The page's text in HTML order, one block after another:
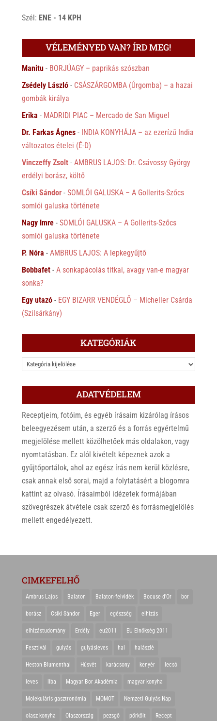
Szél: ENE - 14 KPH
VÉLEMÉNYED VAN? ÍRD MEG!
Manitu- BORJÚAGY – paprikás szószban
Zsédely László- CSÁSZÁRGOMBA (Úrgomba) – a hazai
gombák királya
Erika - MADRIDI PIAC – Mercado de San Miguel
Dr. Farkas Ágnes- INDIA KONYHÁJA – az ezerízű India
változatos ételei (É-D)
Vinczeffy Zsolt- AMBRUS LAJOS: Dr. Csávossy György
erdélyi borász, költő
Csíki Sándor- SOMLÓI GALUSKA – A Gollerits-Szőcs
somlói galuska története
Nagy Imre- SOMLÓI GALUSKA – A Gollerits-Szőcs
somlói galuska története
P. Nóra - AMBRUS LAJOS: A lepkegyűjtő
Bobbafet- A sonkapácolás titkai, avagy van-e magyar
sonka?
Egy utazó- EGY BIZARR VENDÉGLŐ – Micheller Csárda
(Szilsárkány)
KATEGÓRIÁK
KATEGÓRIÁK
ADATVÉDELEM
Receptjeim, fotóim, és egyéb írásaim kizárólag írásos
beleegyezésem után, a szerző és a forrás egyértelmű
megjelölése mellett közölhetőek más oldalakon, vagy
nyomtatásban. Ez alól kivételt képeznek azok a
gyűjtőportálok, ahol az egész írás nem kerül közlésre,
csak annak első sorai, majd a folytatásért a blogomra
kattint az olvasó. Írásaimból idézetek formájában
szövegrészek átvétele csak szerző és forrásmegjelölés
mellett engedélyezett.
CIMKEFELHŐ
Ambrus Lajos Balaton Balaton-felvidék Bocuse d'Or bor
borász Csíki Sándor Eger egészség elhízás
elhízástudomány Erdély eu2011 EU Elnökség 2011
Fesztivál gulyás gulyásleves hal halászlé
Heston Blumenthal Húsvét karácsony kenyér lecsó
leves liba Magyar Bor Akadémia magyar konyha
Molekuláris gasztronómia MOMOT Nemzeti Gulyás Nap
olasz konyha Olaszország pezsgő pörkölt Recept